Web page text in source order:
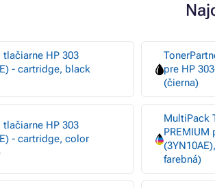
tlačiarne HP 303
- cartridge, black
pre HP
(čierna)
tlačiarne HP 303
- cartridge, color
MultiPack
PREMIUM
farebná)